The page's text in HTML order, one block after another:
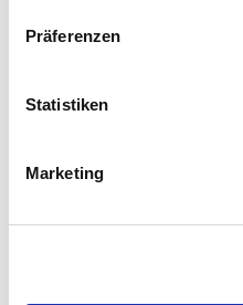
Präferenzen
Statistiken
Marketing
Kategorie:
Downloads